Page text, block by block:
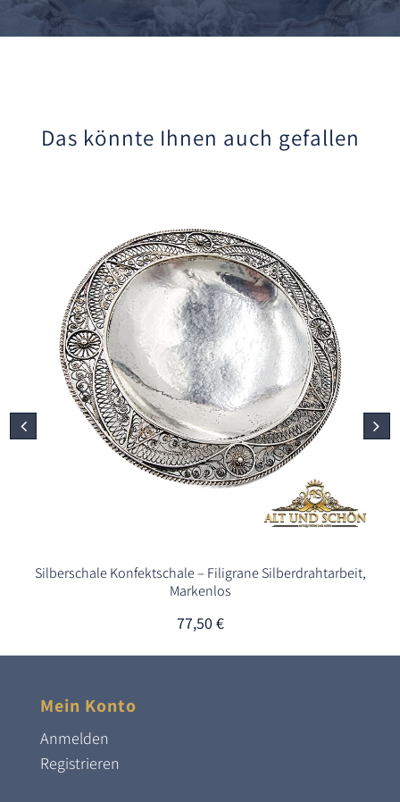
Das könnte Ihnen auch gefallen
Silberschale Konfektschale – Filigrane Silberdrahtarbeit,
Markenlos
77,50 €
Mein Konto
Anmelden
Registrieren